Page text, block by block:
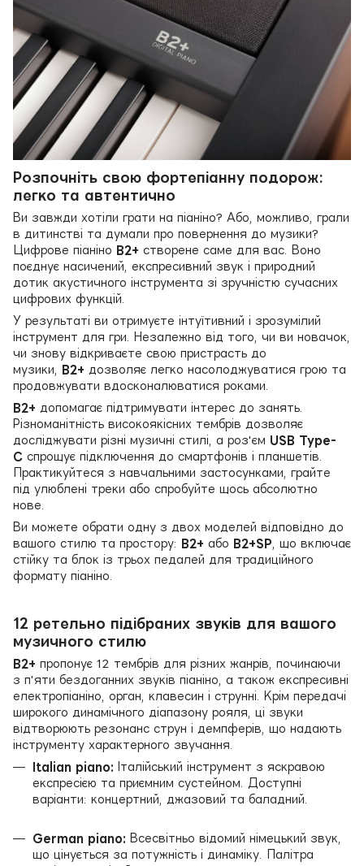
Розпочніть свою фортепіанну подорож:
легко та автентично
Ви завжди хотіли грати на піаніно? Або, можливо, грали
в дитинстві та думали про повернення до музики?
Цифрове піаніно B2+ створене саме для вас. Воно
поєднує насичений, експресивний звук і природний
дотик акустичного інструмента зі зручністю сучасних
цифрових функцій.
У результаті ви отримуєте інтуїтивний і зрозумілий
інструмент для гри. Незалежно від того, чи ви новачок,
чи знову відкриваєте свою пристрасть до
музики,
B2+ дозволяє легко насолоджуватися грою та
продовжувати вдосконалюватися роками.
B2+ допомагає підтримувати інтерес до занять.
Різноманітність високоякісних тембрів дозволяє
досліджувати різні музичні стилі, а роз'єм USB Type-
C спрощує підключення до смартфонів і планшетів.
Практикуйтеся з навчальними застосунками, грайте
під улюблені треки або спробуйте щось абсолютно
нове.
Ви можете обрати одну з двох моделей відповідно до
вашого стилю та простору:
B2+ або B2+SP , що включає
стійку та блок із трьох педалей для традиційного
формату піаніно.
12 ретельно підібраних звуків для вашого
музичного стилю
B2+ пропонує 12 тембрів для різних жанрів, починаючи
з п'яти бездоганних звуків піаніно, а також експресивні
електропіаніно, орган, клавесин і струнні. Крім передачі
широкого динамічного діапазону рояля, ці звуки
відтворюють резонанс струн і демпферів, що надають
інструменту характерного звучання.
Italian piano: Італійський інструмент з яскравою
експресією та приємним сустейном. Доступні
варіанти: концертний, джазовий та баладний.
German piano: Всесвітньо відомий німецький звук,
що цінується за потужність і динаміку. Палітра